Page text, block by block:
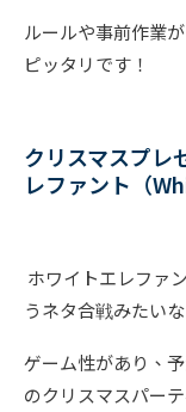
ルールや事前作業
ピッタリです！
クリスマスプレ
レファント（
ホワイトエレファ
うネタ合戦みたい
ゲーム性があり、
のクリスマスパー